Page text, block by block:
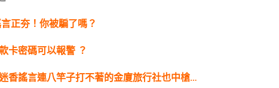
正夯！你被騙了嗎？
卡密碼可以報警 ？
香謠言連八竿子打不著的金廈旅行社也中槍…